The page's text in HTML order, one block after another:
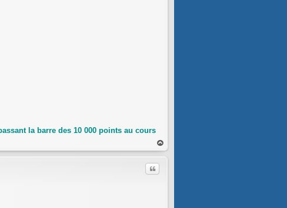
la barre des 10 000 points au cours
au
Citer